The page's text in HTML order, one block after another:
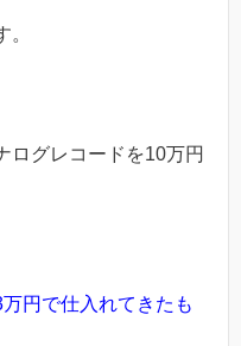
ログレコードを10万円
円で仕入れてきたも